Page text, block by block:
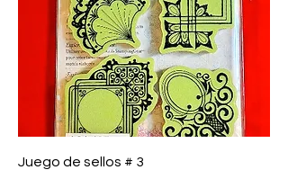
Juego de sellos # 3